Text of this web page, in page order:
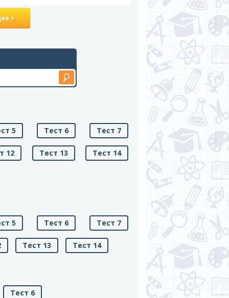
>
5 Тест 6 Тест 7
12 Тест 13 Тест 14
5 Тест 6 Тест 7
Тест 13 Тест 14
Тест 6